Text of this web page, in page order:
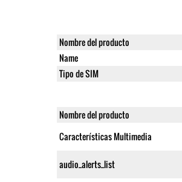
Nombre del producto
Name
Tipo de SIM
Nombre del producto
Características Multimedia
audio_alerts_list